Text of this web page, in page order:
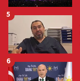
5
6